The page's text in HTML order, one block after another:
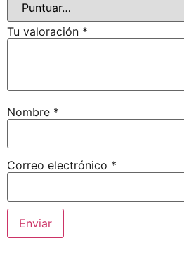
Tu valoración *
Nombre *
Correo electrónico *